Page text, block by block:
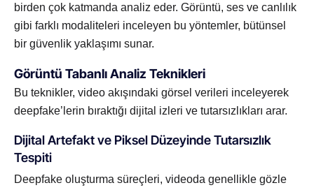
birden çok katmanda analiz eder. Görüntü, ses ve canlılık
gibi farklı modaliteleri inceleyen bu yöntemler, bütünsel
bir güvenlik yaklaşımı sunar.
Görüntü Tabanlı Analiz Teknikleri
Bu teknikler, video akışındaki görsel verileri inceleyerek
deepfake’lerin bıraktığı dijital izleri ve tutarsızlıkları arar.
Dijital Artefakt ve Piksel Düzeyinde Tutarsızlık
Tespiti
Deepfake oluşturma süreçleri, videoda genellikle gözle